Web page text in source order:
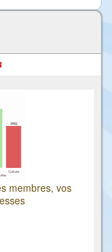
membres, vos